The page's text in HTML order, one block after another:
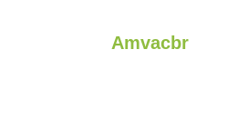
Amvacbr